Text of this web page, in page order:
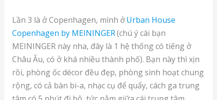
Lần 3 là ở Copenhagen, mình ởUrban House
Copenhagen by MEININGER(chú ý cái bạn
MEININGER này nha, đây là 1 hệ thống có tiếng ở
Châu Âu, có ở khá nhiều thành phố). Bạn này thì xịn
rồi, phòng ốc décor đều đẹp, phòng sinh hoạt chung
rộng, có cả bàn bi-a, nhạc cụ để quẩy, cách ga trung